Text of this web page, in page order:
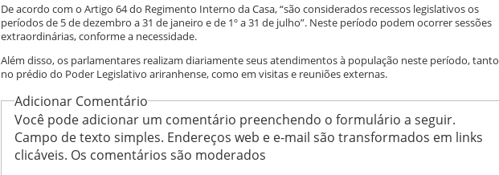
De acordo com o Artigo 64 do Regimento Interno da Casa, “são considerados recessos legislativos os
períodos de 5 de dezembro a 31 de janeiro e de 1º a 31 de julho”. Neste período podem ocorrer sessões
extraordinárias, conforme a necessidade.
Além disso, os parlamentares realizam diariamente seus atendimentos à população neste período, tanto
no prédio do Poder Legislativo ariranhense, como em visitas e reuniões externas.
Adicionar Comentário
Você pode adicionar um comentário preenchendo o formulário a seguir.
Campo de texto simples. Endereços web e e-mail são transformados em links
clicáveis. Os comentários são moderados